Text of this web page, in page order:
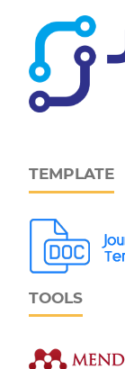
TEMPLATE
TOOLS